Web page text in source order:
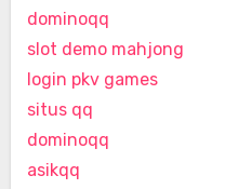
dominoqq
slot demo mahjong
login pkv games
situs qq
dominoqq
asikqq